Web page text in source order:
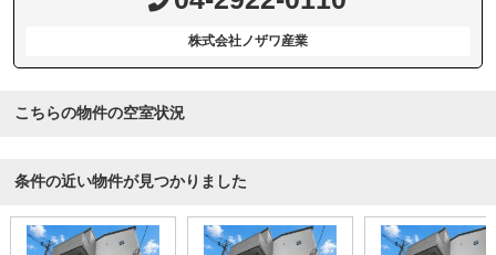
株式会社ノザワ産業
こちらの物件の空室状況
条件の近い物件が見つかりました